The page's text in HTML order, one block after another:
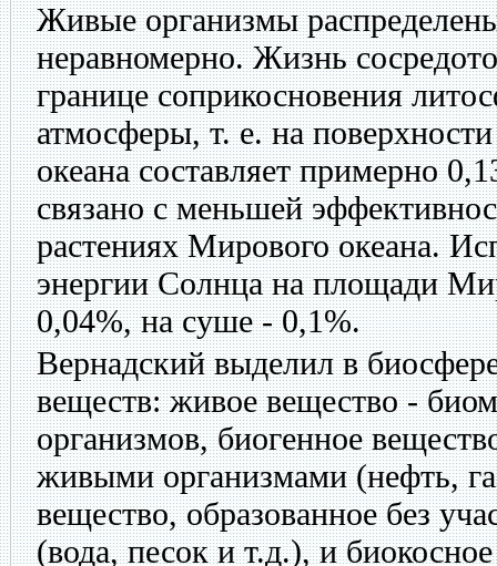
Живые организмы
неравномерно. Жизнь
границе соприкосновения
атмосферы, т. е. на
океана составляет примерно
связано с меньшей
растениях Мирового океана.
энергии Солнца на площади
0,04%, на суше - 0,1%.
Вернадский выделил в
веществ: живое вещество -
организмов, биогенное
живыми организмами (нефть,
вещество, образованное без
(вода, песок и т.д.), и